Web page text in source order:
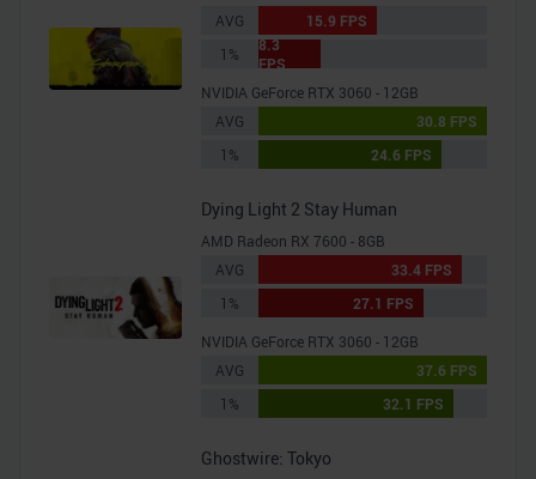
AVG
15.9 FPS
1%
8.3
FPS
NVIDIA GeForce RTX 3060 - 12GB
AVG
30.8 FPS
1%
24.6 FPS
Dying Light 2 Stay Human
AMD Radeon RX 7600 - 8GB
AVG
33.4 FPS
1%
27.1 FPS
NVIDIA GeForce RTX 3060 - 12GB
AVG
37.6 FPS
1%
32.1 FPS
Ghostwire: Tokyo